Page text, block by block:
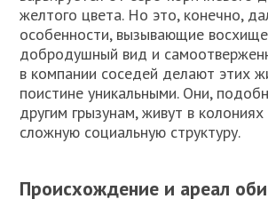
желтого цвета. Но это, конечно,
особенности, вызывающие
добродушный вид и
в компании соседей делают этих
поистине уникальными. Они,
другим грызунам, живут в
сложную социальную структуру.
Происхождение и ареал